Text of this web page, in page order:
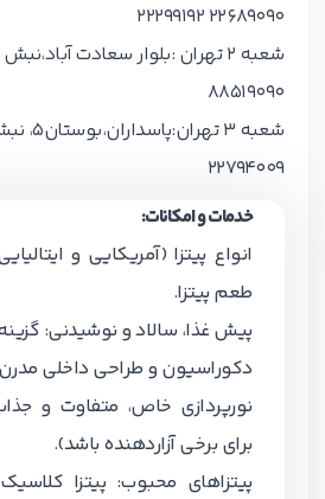
22689090 22299192
88519090
22794009
خدمات و امکانات:
انواع پیتزا (آمریکایی و
طعم پیتزا.
پیش غذا، سالاد و نوشیدنی:
دکوراسیون و طراحی داخلی
نورپردازی خاص، متفاوت و
برای برخی آزاردهنده باشد).
پیتزاهای محبوب: پیتزا